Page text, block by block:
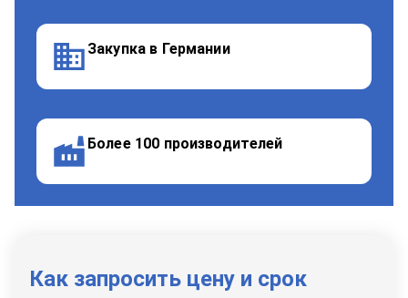
Закупка в Германии
Более 100 производителей
Как запросить цену и срок